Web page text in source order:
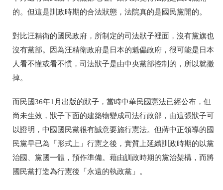
的。但這是訓政時期的合法狀態，法院真的是國民黨開的。
對比汪精衛的國民政府，所制定的司法狀子裡面，沒有黨旗也
沒有黨部。因為汪精衛政府是日本的魁儡政府，很可能是日本
人看不懂或看不慣，司法狀子是由中央黨部控制的，所以就撤
掉。
而民國36年1月出版的狀子，當時中華民國憲法已經公布，但
尚未生效，狀子下面的建築物變成司法行政部，由這張狀子可
以證明，中國國民黨很有誠意要施行憲法。但蔣中正領導的國
民黨早已為「形式上」行憲之後，實質上延續訓政時期的以黨
治國、黨國一體，預作準備。藉由訓政時期的黨治架構，而將
國民黨打造為行憲後「永遠的執政黨」。